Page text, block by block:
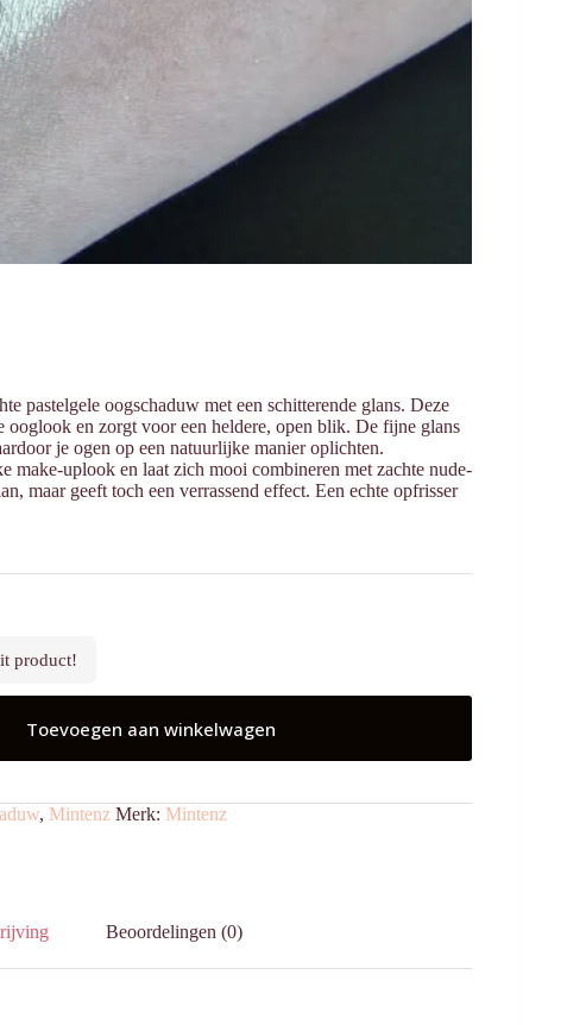
pastelgele oogschaduw met een schitterende glans. Deze
ooglook en zorgt voor een heldere, open blik. De fijne glans
je ogen op een natuurlijke manier oplichten.
make-uplook en laat zich mooi combineren met zachte nude-
maar geeft toch een verrassend effect. Een echte opfrisser
product!
Toevoegen aan winkelwagen
, Mintenz Merk: Mintenz
Beoordelingen (0)